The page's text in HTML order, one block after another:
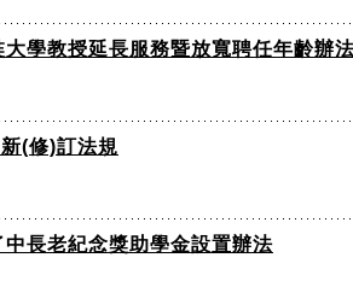
大學教授延長服務暨放寬聘任年齡
(修)訂法規
長老紀念獎助學金設置辦法